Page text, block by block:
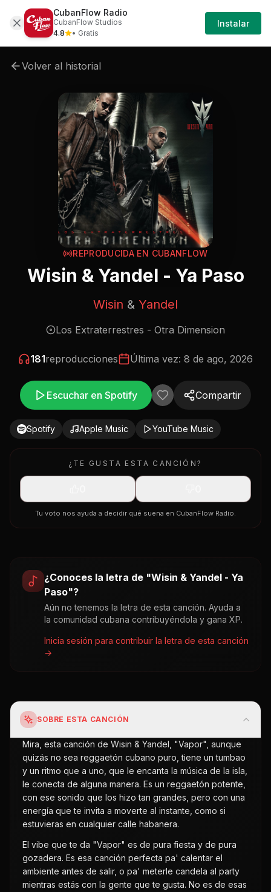
Cancion Wisin-yandel-wisin-yandel-ya-paso
Iniciar
Sesión
Volver al historial
REPRODUCIDA EN CUBANFLOW
Wisin & Yandel - Ya Paso
Wisin & Yandel
Los Extraterrestres - Otra Dimension
181reproducciones Última vez: 8 de ago, 2026
Escuchar en Spotify Compartir
Spotify Apple Music YouTube Music
¿TE GUSTA ESTA CANCIÓN?
Tu voto nos ayuda a decidir qué suena en CubanFlow Radio.
¿Conoces la letra de "Wisin & Yandel - Ya
Paso"?
Aún no tenemos la letra de esta canción. Ayuda a
la comunidad cubana contribuyéndola y gana XP.
Inicia sesión para contribuir la letra de esta canción
→
SOBRE ESTA CANCIÓN
Mira, esta canción de Wisin & Yandel, "Vapor", aunque
quizás no sea reggaetón cubano puro, tiene un tumbao
y un ritmo que a uno, que le encanta la música de la isla,
le conecta de alguna manera. Es un reggaetón potente,
con ese sonido que los hizo tan grandes, pero con una
energía que te invita a moverte al instante, como si
estuvieras en cualquier calle habanera.
El vibe que te da "Vapor" es de pura fiesta y de pura
gozadera. Es esa canción perfecta pa' calentar el
ambiente antes de salir, o pa' meterle candela al party
mientras estás con la gente que te gusta. No es de esas
CubanFlow Radio
CubanFlow Studios
4.8
• Gratis
Instalar